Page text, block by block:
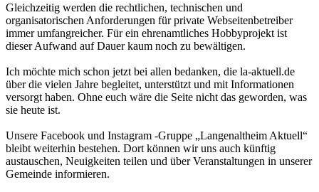
Gleichzeitig werden die rechtlichen, technischen und
organisatorischen Anforderungen für private Webseitenbetreiber
immer umfangreicher. Für ein ehrenamtliches Hobbyprojekt ist
dieser Aufwand auf Dauer kaum noch zu bewältigen.
Ich möchte mich schon jetzt bei allen bedanken, die la-aktuell.de
über die vielen Jahre begleitet, unterstützt und mit Informationen
versorgt haben. Ohne euch wäre die Seite nicht das geworden, was
sie heute ist.
Unsere Facebook und Instagram -Gruppe „Langenaltheim Aktuell“
bleibt weiterhin bestehen. Dort können wir uns auch künftig
austauschen, Neuigkeiten teilen und über Veranstaltungen in unserer
Gemeinde informieren.